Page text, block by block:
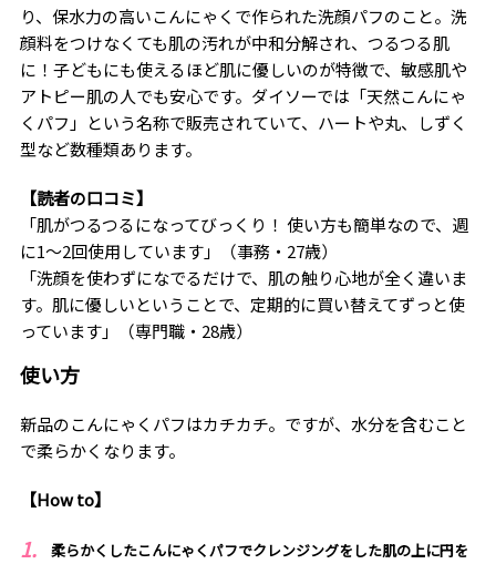
り、保水力の高いこんにゃくで作られた洗顔パフのこと。洗
顔料をつけなくても肌の汚れが中和分解され、つるつる肌
に！子どもにも使えるほど肌に優しいのが特徴で、敏感肌や
アトピー肌の人でも安心です。ダイソーでは「天然こんにゃ
くパフ」という名称で販売されていて、ハートや丸、しずく
型など数種類あります。
【読者の口コミ】
「肌がつるつるになってびっくり！ 使い方も簡単なので、週
に1～2回使用しています」（事務・27歳）
「洗顔を使わずになでるだけで、肌の触り心地が全く違いま
す。肌に優しいということで、定期的に買い替えてずっと使
っています」（専門職・28歳）
使い方
新品のこんにゃくパフはカチカチ。ですが、水分を含むこと
で柔らかくなります。
【How to】
柔らかくしたこんにゃくパフでクレンジングをした肌の上に円を